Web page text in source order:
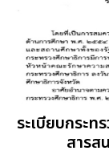
ระเบียบกระ
สารส